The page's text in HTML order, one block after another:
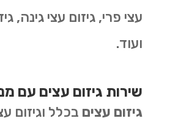
עצי פרי, גיזום עצי גינה,
ועוד.
שירות גיזום עצים עם
גיזום עצים בכלל וגיזום